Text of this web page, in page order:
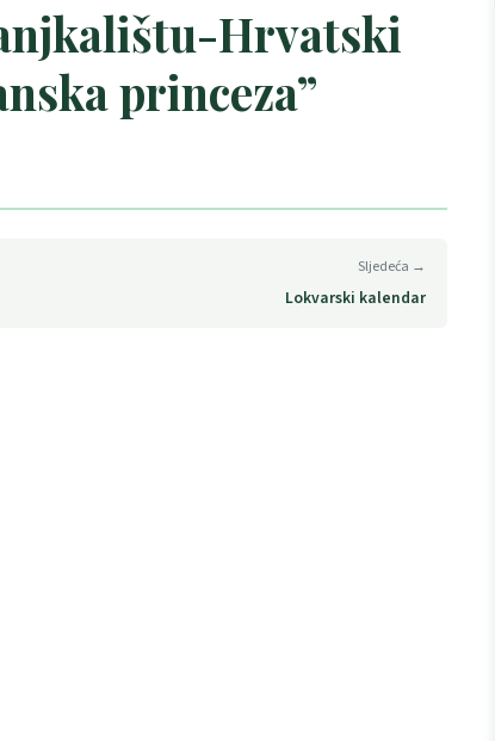
Hrvatski
princeza”
Sljedeća →
Lokvarski kalendar